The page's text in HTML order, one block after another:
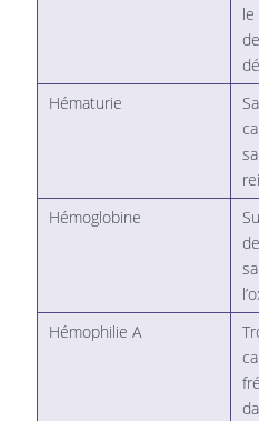
le
Hématurie
Hémoglobine
Hémophilie A